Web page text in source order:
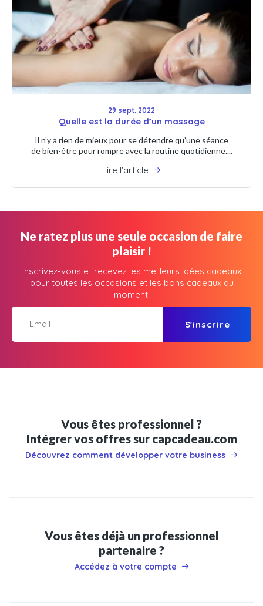
29 sept. 2022
Quelle est la durée d’un massage
Il n’y a rien de mieux pour se détendre qu’une séance
de bien-être pour rompre avec la routine quotidienne....
Lire l'article
Ne ratez plus une seule occasion de faire
plaisir !
Inscrivez-vous et recevez les meilleurs idées cadeaux
pour toutes les occasions et les bons cadeaux du
moment.
S'inscrire
Vous êtes professionnel ?
Intégrer vos offres sur capcadeau.com
Découvrez comment développer votre business
Vous êtes déjà un professionnel
partenaire ?
Accédez à votre compte